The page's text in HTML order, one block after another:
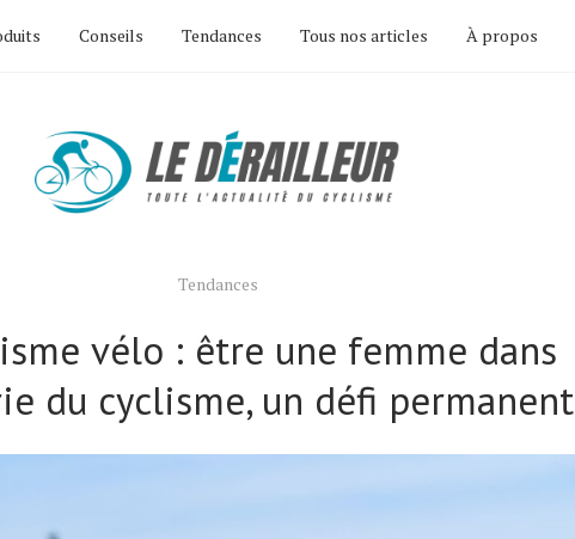
Conseils Tendances Tous nos articles À propos
Tendances
vélo : être une femme dans
du cyclisme, un défi permanent